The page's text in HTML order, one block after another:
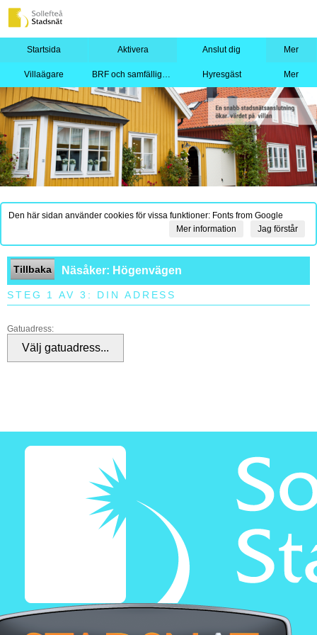
Startsida Aktivera Anslut dig Mer
Villaägare BRF och samfällighet Hyresgäst Mer
Den här sidan använder cookies för vissa funktioner: Fonts from Google
Jag förstår
Mer information
Tillbaka Näsåker: Högenvägen
STEG 1 AV 3: DIN ADRESS
Gatuadress: